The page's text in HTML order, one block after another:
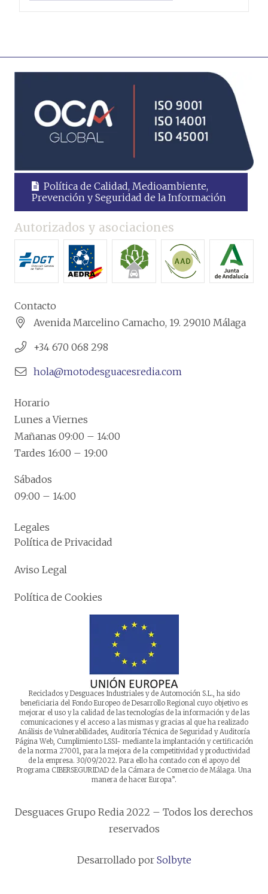
Política de Calidad, Medioambiente,
Prevención y Seguridad de la Información
Autorizados y asociaciones
Contacto
Avenida Marcelino Camacho, 19. 29010 Málaga
+34 670 068 298
hola@motodesguacesredia.com
Horario
Lunes a Viernes
Mañanas 09:00 – 14:00
Tardes 16:00 – 19:00
Sábados
09:00 – 14:00
Legales
Política de Privacidad
Aviso Legal
Política de Cookies
Reciclados y Desguaces Industriales y de Automoción S.L., ha sido
beneficiaria del Fondo Europeo de Desarrollo Regional cuyo objetivo es
mejorar el uso y la calidad de las tecnologías de la información y de las
comunicaciones y el acceso a las mismas y gracias al que ha realizado
Análisis de Vulnerabilidades, Auditoría Técnica de Seguridad y Auditoría
Página Web, Cumplimiento LSSI- mediante la implantación y certificación
de la norma 27001, para la mejora de la competitividad y productividad
de la empresa. 30/09/2022. Para ello ha contado con el apoyo del
Programa CIBERSEGURIDAD de la Cámara de Comercio de Málaga. Una
manera de hacer Europa”.
Desguaces Grupo Redia 2022 – Todos los derechos
reservados
Desarrollado por Solbyte